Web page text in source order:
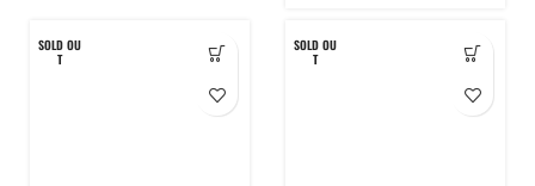
SOLD OU
T
SOLD OU
T